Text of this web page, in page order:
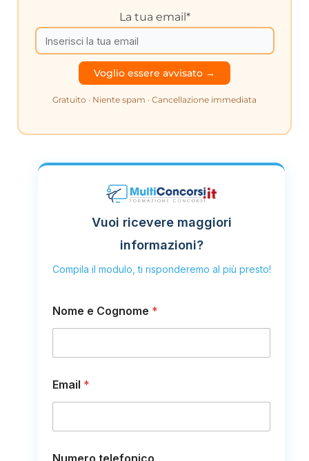
La tua email*
Gratuito · Niente spam · Cancellazione immediata
Vuoi ricevere maggiori
informazioni?
Compila il modulo, ti risponderemo al più presto!
Nome e Cognome *
Email *
Numero telefonico